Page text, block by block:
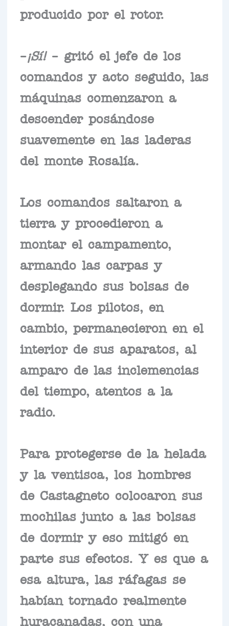
producido por el rotor.
– ¡Sí! – gritó el jefe de los
comandos y acto seguido, las
máquinas comenzaron a
descender posándose
suavemente en las laderas
del monte Rosalía.
Los comandos saltaron a
tierra y procedieron a
montar el campamento,
armando las carpas y
desplegando sus bolsas de
dormir. Los pilotos, en
cambio, permanecieron en el
interior de sus aparatos, al
amparo de las inclemencias
del tiempo, atentos a la
radio.
Para protegerse de la helada
y la ventisca, los hombres
de Castagneto colocaron sus
mochilas junto a las bolsas
de dormir y eso mitigó en
parte sus efectos. Y es que a
esa altura, las ráfagas se
habían tornado realmente
huracanadas, con una